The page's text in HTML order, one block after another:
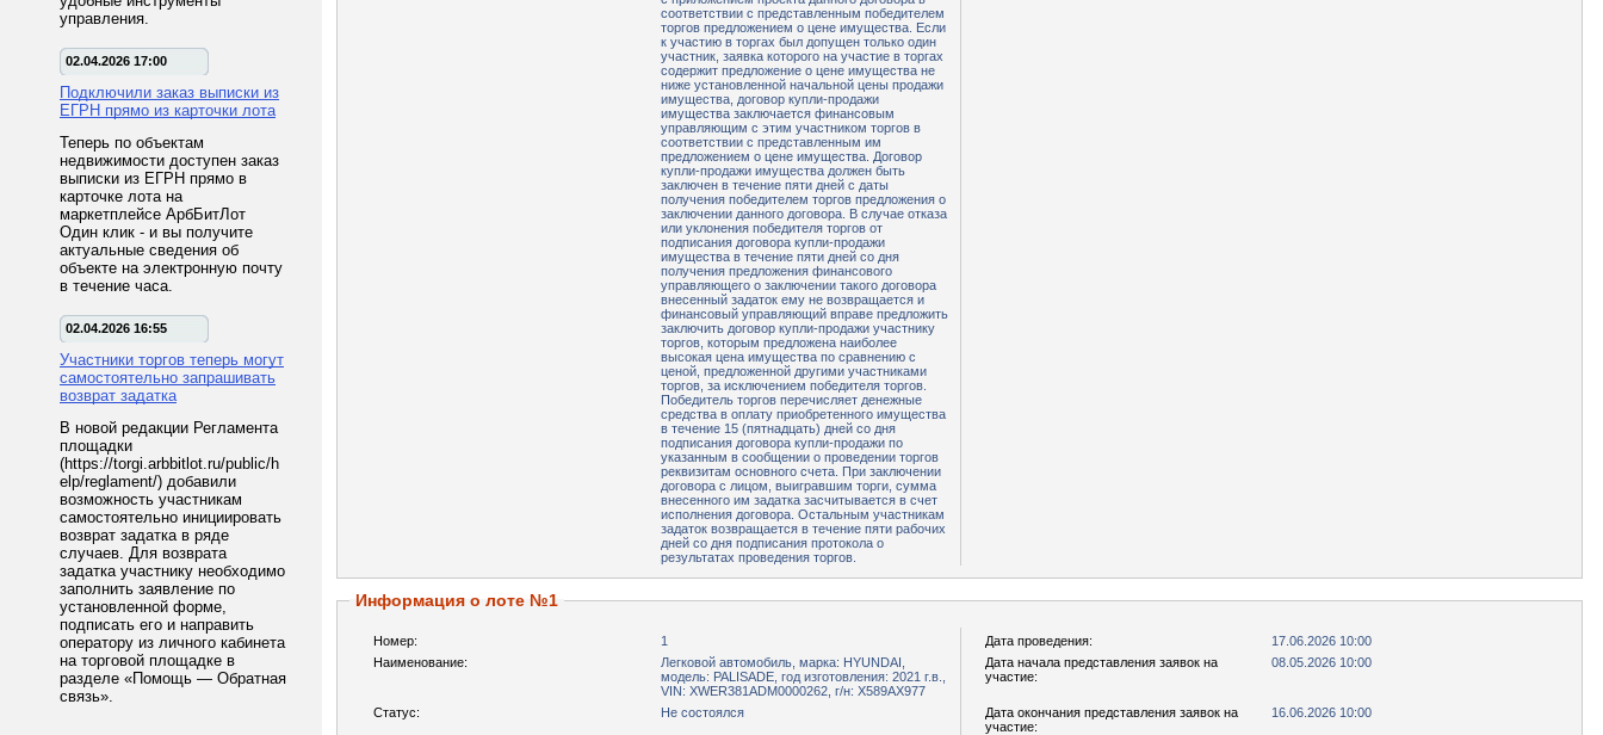
управления.
02.04.2026 17:00
Подключили заказ выписки из
ЕГРН прямо из карточки лота
Теперь по объектам
недвижимости доступен заказ
выписки из ЕГРН прямо в
карточке лота на
маркетплейсе АрбБитЛот
Один клик - и вы получите
актуальные сведения об
объекте на электронную почту
в течение часа.
02.04.2026 16:55
Участники торгов теперь могут
самостоятельно запрашивать
возврат задатка
В новой редакции Регламента
площадки
(https://torgi.arbbitlot.ru/public/h
elp/reglament/) добавили
возможность участникам
самостоятельно инициировать
возврат задатка в ряде
случаев. Для возврата
задатка участнику необходимо
заполнить заявление по
установленной форме,
подписать его и направить
оператору из личного кабинета
на торговой площадке в
разделе «Помощь — Обратная
связь».
соответствии с представленным победителем
торгов предложением о цене имущества. Если
к участию в торгах был допущен только один
участник, заявка которого на участие в торгах
содержит предложение о цене имущества не
ниже установленной начальной цены продажи
имущества, договор купли-продажи
имущества заключается финансовым
управляющим с этим участником торгов в
соответствии с представленным им
предложением о цене имущества. Договор
купли-продажи имущества должен быть
заключен в течение пяти дней с даты
получения победителем торгов предложения о
заключении данного договора. В случае отказа
или уклонения победителя торгов от
подписания договора купли-продажи
имущества в течение пяти дней со дня
получения предложения финансового
управляющего о заключении такого договора
внесенный задаток ему не возвращается и
финансовый управляющий вправе предложить
заключить договор купли-продажи участнику
торгов, которым предложена наиболее
высокая цена имущества по сравнению с
ценой, предложенной другими участниками
торгов, за исключением победителя торгов.
Победитель торгов перечисляет денежные
средства в оплату приобретенного имущества
в течение 15 (пятнадцать) дней со дня
подписания договора купли-продажи по
указанным в сообщении о проведении торгов
реквизитам основного счета. При заключении
договора с лицом, выигравшим торги, сумма
внесенного им задатка засчитывается в счет
исполнения договора. Остальным участникам
задаток возвращается в течение пяти рабочих
дней со дня подписания протокола о
результатах проведения торгов.
Информация о лоте №1
Номер: 1 Дата проведения:
17.06.2026 10:00
Наименование:
Легковой автомобиль, марка: HYUNDAI,
модель: PALISADE, год изготовления: 2021 г.в.,
VIN: XWER381ADM0000262, г/н: Х589АХ977
Дата начала представления заявок на
участие:
08.05.2026 10:00
Статус: Не состоялся
Дата окончания представления заявок на
участие:
16.06.2026 10:00